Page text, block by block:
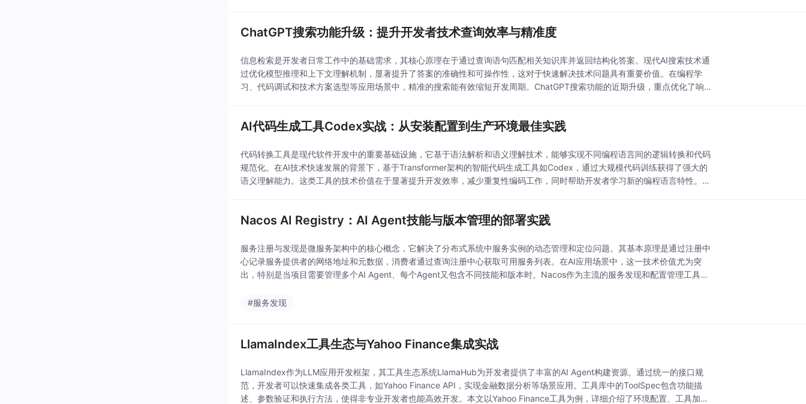
ChatGPT搜索功能升级：提升开发者技术查询效率与精准度
信息检索是开发者日常工作中的基础需求，其核心原理在于通过查询语句匹配相关知识库并返回结构化答案。现代AI搜索技术通
过优化模型推理和上下文理解机制，显著提升了答案的准确性和可操作性，这对于快速解决技术问题具有重要价值。在编程学
习、代码调试和技术方案选型等应用场景中，精准的搜索能有效缩短开发周期。ChatGPT搜索功能的近期升级，重点优化了响应
AI代码生成工具Codex实战：从安装配置到生产环境最佳实践
代码转换工具是现代软件开发中的重要基础设施，它基于语法解析和语义理解技术，能够实现不同编程语言间的逻辑转换和代码
规范化。在AI技术快速发展的背景下，基于Transformer架构的智能代码生成工具如Codex，通过大规模代码训练获得了强大的
语义理解能力。这类工具的技术价值在于显著提升开发效率，减少重复性编码工作，同时帮助开发者学习新的编程语言特性。在
Nacos AI Registry：AI Agent技能与版本管理的部署实践
服务注册与发现是微服务架构中的核心概念，它解决了分布式系统中服务实例的动态管理和定位问题。其基本原理是通过注册中
心记录服务提供者的网络地址和元数据，消费者通过查询注册中心获取可用服务列表。在AI应用场景中，这一技术价值尤为突
出，特别是当项目需要管理多个AI Agent、每个Agent又包含不同技能和版本时。Nacos作为主流的服务发现和配置管理工具，
#服务发现
LlamaIndex工具生态与Yahoo Finance集成实战
LlamaIndex作为LLM应用开发框架，其工具生态系统LlamaHub为开发者提供了丰富的AI Agent构建资源。通过统一的接口规
范，开发者可以快速集成各类工具，如Yahoo Finance API，实现金融数据分析等场景应用。工具库中的ToolSpec包含功能描
述、参数验证和执行方法，使得非专业开发者也能高效开发。本文以Yahoo Finance工具为例，详细介绍了环境配置、工具加载